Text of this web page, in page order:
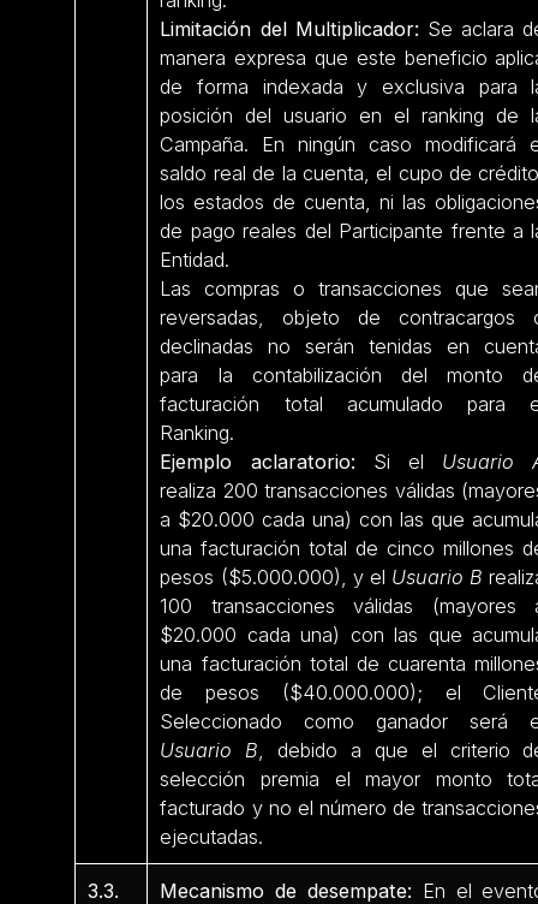
Limitación del Multiplicador: Se aclara
manera expresa que este beneficio
de forma indexada y exclusiva para
posición del usuario en el ranking de
Campaña. En ningún caso modificará
saldo real de la cuenta, el cupo de
los estados de cuenta, ni las
de pago reales del Participante frente a
Entidad.
Las compras o transacciones que
reversadas, objeto de contracargos
declinadas no serán tenidas en
para la contabilización del monto
facturación total acumulado para
Ranking.
Ejemplo aclaratorio: Si el Usuario
realiza 200 transacciones válidas
a $20.000 cada una) con las que
una facturación total de cinco millones
pesos ($5.000.000), y el Usuario B
100 transacciones válidas (mayores
$20.000 cada una) con las que
una facturación total de cuarenta
de pesos ($40.000.000); el
Seleccionado como ganador será
Usuario B , debido a que el criterio
selección premia el mayor monto
facturado y no el número de
ejecutadas.
3.3. Mecanismo de desempate: En el